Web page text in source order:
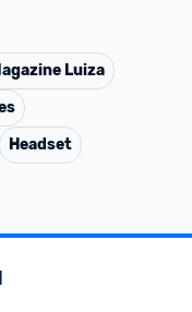
Luiza
Headset